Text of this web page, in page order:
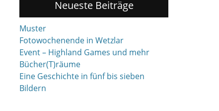
Neueste Beiträge
Muster
Fotowochenende in Wetzlar
Event – Highland Games und mehr
Bücher(T)räume
Eine Geschichte in fünf bis sieben
Bildern